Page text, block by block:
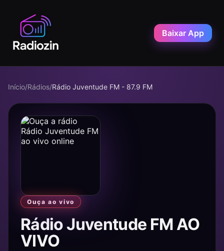
Baixar App
Início/Rádios/Rádio Juventude FM - 87.9 FM
Ouça ao vivo
Rádio Juventude FM AO
VIVO